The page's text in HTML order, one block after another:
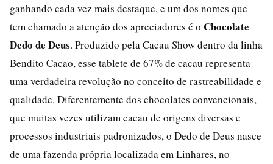
ganhando cada vez mais destaque, e um dos nomes que
tem chamado a atenção dos apreciadores é o Chocolate
Dedo de Deus. Produzido pela Cacau Show dentro da linha
Bendito Cacao, esse tablete de 67% de cacau representa
uma verdadeira revolução no conceito de rastreabilidade e
qualidade. Diferentemente dos chocolates convencionais,
que muitas vezes utilizam cacau de origens diversas e
processos industriais padronizados, o Dedo de Deus nasce
de uma fazenda própria localizada em Linhares, no